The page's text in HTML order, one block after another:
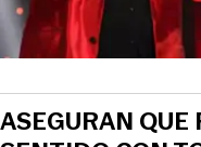
ASEGURAN QUE